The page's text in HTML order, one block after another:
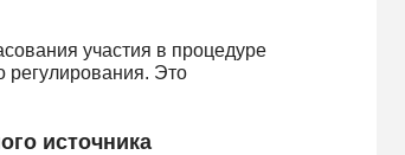
участия в процедуре
регулирования. Это
источника